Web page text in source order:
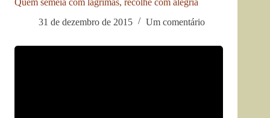
Quem semeia com lágrimas, recolhe com alegria
31 de dezembro de 2015
Um comentário